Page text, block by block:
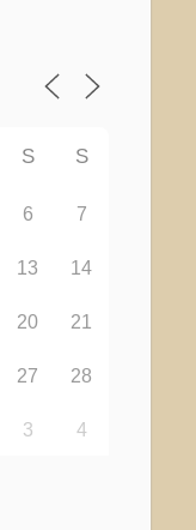
S S
6 7
13 14
20 21
27 28
3 4